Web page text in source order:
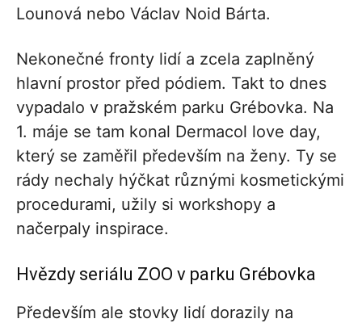
Lounová nebo Václav Noid Bárta.
Nekonečné fronty lidí a zcela zaplněný
hlavní prostor před pódiem. Takt to dnes
vypadalo v pražském parku Grébovka. Na
1. máje se tam konal Dermacol love day,
který se zaměřil především na ženy. Ty se
rády nechaly hýčkat různými kosmetickými
procedurami, užily si workshopy a
načerpaly inspirace.
Hvězdy seriálu ZOO v parku Grébovka
Především ale stovky lidí dorazily na